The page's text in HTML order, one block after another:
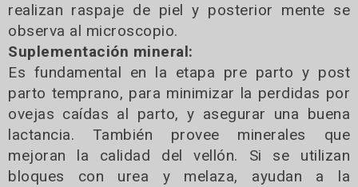
realizan raspaje de piel y posterior mente se
observa al microscopio.
Suplementación mineral:
Es fundamental en la etapa pre parto y post
parto temprano, para minimizar la perdidas por
ovejas caídas al parto, y asegurar una buena
lactancia. También provee minerales que
mejoran la calidad del vellón. Si se utilizan
bloques con urea y melaza, ayudan a la